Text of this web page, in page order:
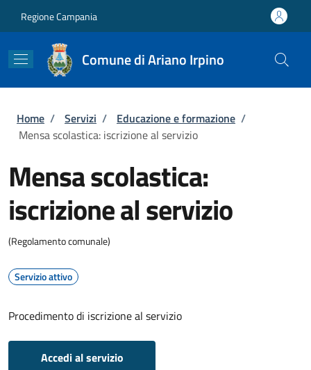
Regione Campania
Comune di Ariano Irpino
Briciole di pane
Home / Servizi / Educazione e formazione /
Mensa scolastica: iscrizione al servizio
Mensa scolastica:
iscrizione al servizio
(Regolamento comunale)
Servizio attivo
Procedimento di iscrizione al servizio
Accedi al servizio